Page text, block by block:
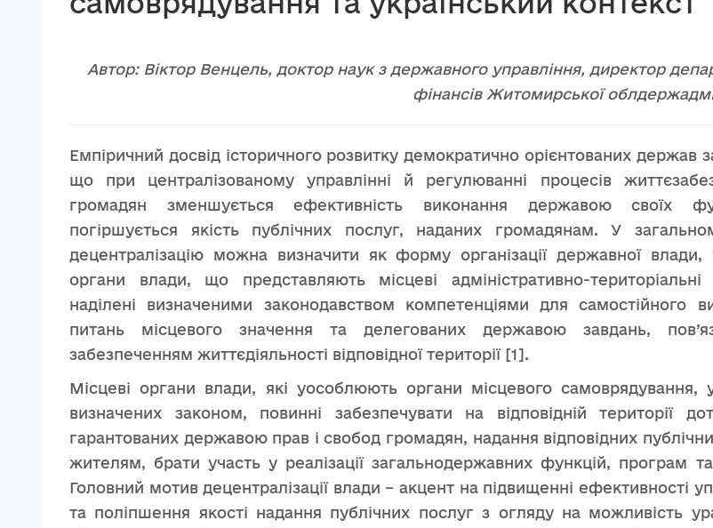
Автор: Віктор Венцель, доктор наук з державного управління, директор
фінансів Житомирської
Емпіричний досвід історичного розвитку демократично орієнтованих держав
що при централізованому управлінні й регулюванні процесів
громадян зменшується ефективність виконання державою своїх
погіршується якість публічних послуг, наданих громадянам. У
децентралізацію можна визначити як форму організації державної влади,
органи влади, що представляють місцеві адміністративно-територіальні
наділені визначеними законодавством компетенціями для самостійного
питань місцевого значення та делегованих державою завдань,
забезпеченням життєдіяльності відповідної території [1].
Місцеві органи влади, які уособлюють органи місцевого самоврядування,
визначених законом, повинні забезпечувати на відповідній території
гарантованих державою прав і свобод громадян, надання відповідних
жителям, брати участь у реалізації загальнодержавних функцій, програм та
Головний мотив децентралізації влади – акцент на підвищенні ефективності
та поліпшення якості надання публічних послуг з огляду на можливість